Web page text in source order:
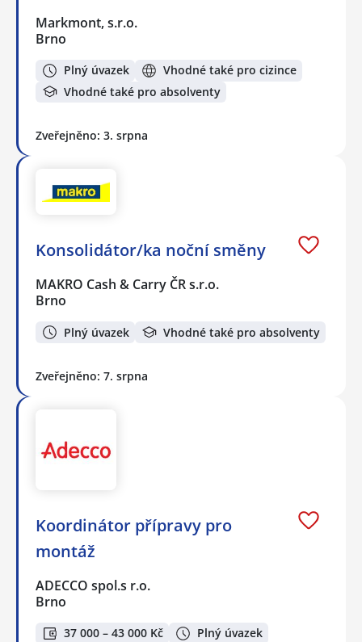
Markmont, s.r.o.
Brno
Plný úvazek
Vhodné také pro cizince
Vhodné také pro absolventy
Zveřejněno: 3. srpna
Konsolidátor/ka noční směny
MAKRO Cash & Carry ČR s.r.o.
Brno
Plný úvazek Vhodné také pro absolventy
Zveřejněno: 7. srpna
Koordinátor přípravy pro
montáž
ADECCO spol.s r.o.
Brno
37 000 – 43 000 Kč
Plný úvazek